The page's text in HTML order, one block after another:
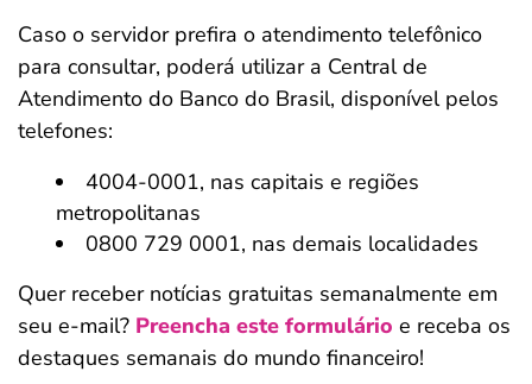
Caso o servidor prefira o atendimento telefônico
para consultar, poderá utilizar a Central de
Atendimento do Banco do Brasil, disponível pelos
telefones:
4004-0001, nas capitais e regiões
metropolitanas
0800 729 0001, nas demais localidades
Quer receber notícias gratuitas semanalmente em
seu e-mail? Preencha este formulário e receba os
destaques semanais do mundo financeiro!